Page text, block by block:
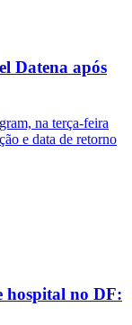
Datena após
na terça-feira
e data de retorno
hospital no DF: